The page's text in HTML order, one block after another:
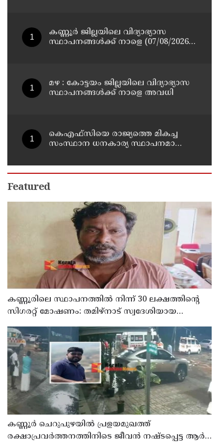
കണ്ണൂർ ജില്ലയിലെ വിദ്യാഭ്യാസ
സ്ഥാപനങ്ങള്‍ക്ക് നാളെ (07/08/2026),
മഴ : കോട്ടയം ജില്ലയിലെ വിദ്യാഭ്യാസ
സ്ഥാപനങ്ങൾക്ക് നാളെ അവധി
കെഎഫ്‌സിയെ രാജ്യത്തെ മികച്ച
സംസ്ഥാന ധനകാര്യ സ്ഥാപനമാക്കും:
Featured
കണ്ണൂരിലെ സ്ഥാപനത്തിൽ നിന്ന് 30 ലക്ഷത്തിന്റെ
സിഗരറ്റ് മോഷണം: തമിഴ്‌നാട് സ്വദേശിയായ
കണ്ണൂർ ചെറുപുഴയിൽ പ്രളയമുഖത്ത്
രക്ഷാപ്രവർത്തനത്തിനിടെ ജീവൻ നഷ്ടപ്പെട്ട ആർ.